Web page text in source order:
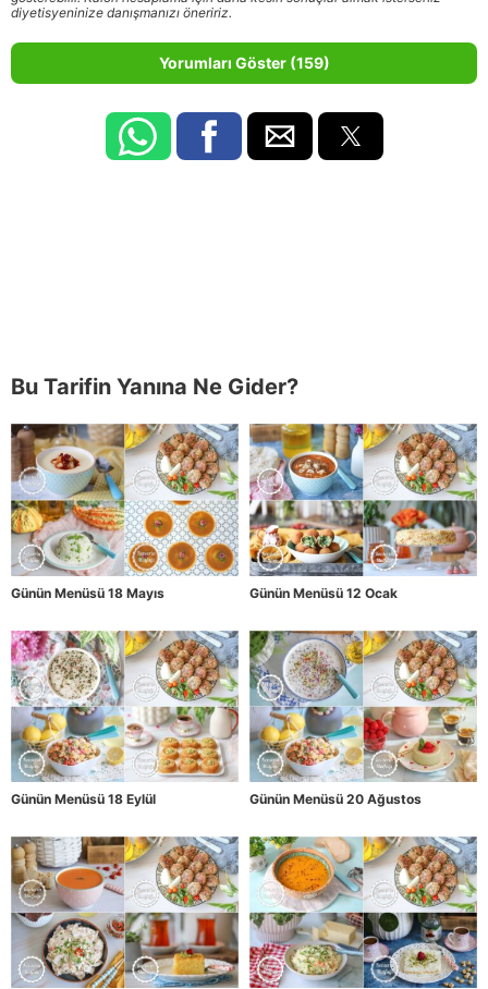
diyetisyeninize danışmanızı öneririz.
Yorumları Göster (159)
Bu Tarifin Yanına Ne Gider?
Günün Menüsü 18 Mayıs Günün Menüsü 12 Ocak
Günün Menüsü 18 Eylül Günün Menüsü 20 Ağustos